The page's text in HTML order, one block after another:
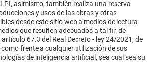
asimismo, también realiza una reserva
y usos de las obras y otras
desde este sitio web a medios de lectura
que resulten adecuados a tal fin de
67.3 del Real Decreto - ley 24/2021, de
como frente a cualquier utilización de sus
de inteligencia artificial, sea cual sea su